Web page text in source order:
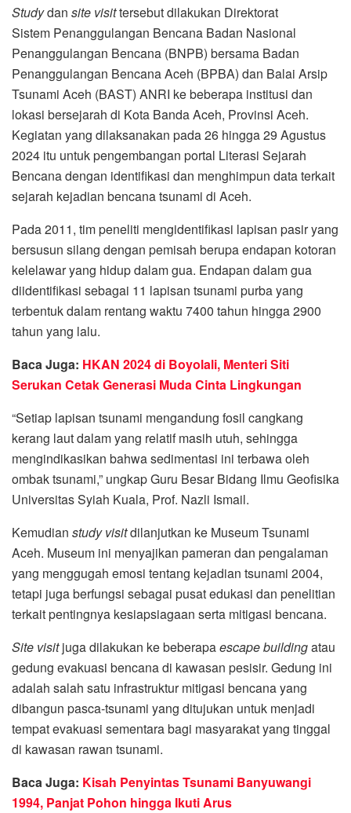
Studydan site visittersebut dilakukan Direktorat
Sistem Penanggulangan Bencana Badan Nasional
Penanggulangan Bencana (BNPB) bersama Badan
Penanggulangan Bencana Aceh (BPBA) dan Balai Arsip
Tsunami Aceh (BAST) ANRI ke beberapa institusi dan
lokasi bersejarah di Kota Banda Aceh, Provinsi Aceh.
Kegiatan yang dilaksanakan pada 26 hingga 29 Agustus
2024 itu untuk pengembangan portal Literasi Sejarah
Bencana dengan identifikasi dan menghimpun data terkait
sejarah kejadian bencana tsunami di Aceh.
Pada 2011, tim peneliti mengidentifikasi lapisan pasir yang
bersusun silang dengan pemisah berupa endapan kotoran
kelelawar yang hidup dalam gua. Endapan dalam gua
diidentifikasi sebagai 11 lapisan tsunami purba yang
terbentuk dalam rentang waktu 7400 tahun hingga 2900
tahun yang lalu.
Baca Juga: HKAN 2024 di Boyolali, Menteri Siti
Serukan Cetak Generasi Muda Cinta Lingkungan
“Setiap lapisan tsunami mengandung fosil cangkang
kerang laut dalam yang relatif masih utuh, sehingga
mengindikasikan bahwa sedimentasi ini terbawa oleh
ombak tsunami,” ungkap Guru Besar Bidang Ilmu Geofisika
Universitas Syiah Kuala, Prof. Nazli Ismail.
Kemudian study visitdilanjutkan ke Museum Tsunami
Aceh. Museum ini menyajikan pameran dan pengalaman
yang menggugah emosi tentang kejadian tsunami 2004,
tetapi juga berfungsi sebagai pusat edukasi dan penelitian
terkait pentingnya kesiapsiagaan serta mitigasi bencana.
Site visitjuga dilakukan ke beberapaescape buildingatau
gedung evakuasi bencana di kawasan pesisir. Gedung ini
adalah salah satu infrastruktur mitigasi bencana yang
dibangun pasca-tsunami yang ditujukan untuk menjadi
tempat evakuasi sementara bagi masyarakat yang tinggal
di kawasan rawan tsunami.
Baca Juga: Kisah Penyintas Tsunami Banyuwangi
1994, Panjat Pohon hingga Ikuti Arus